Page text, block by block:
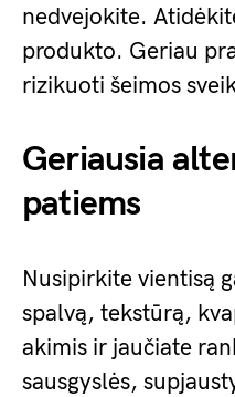
nedvejokite.
produkto. Geriau
rizikuoti šeimos
Geriausia
patiems
Nusipirkite vientisą
spalvą, tekstūrą,
akimis ir jaučiate
sausgyslės,